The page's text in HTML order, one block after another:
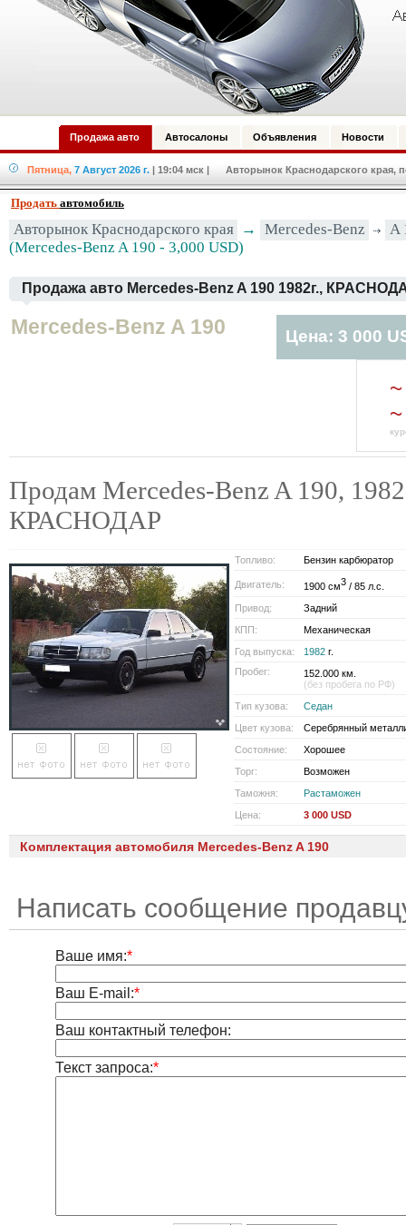
Продажа авто Автосалоны Объявления Новости
Пятница, 7 Август 2026 г. | 19:04 мск | Авторынок Краснодарского края,
Продать автомобиль
Авторынок Краснодарского края → Mercedes-Benz
A
(Mercedes-Benz A 190 - 3,000 USD)
Продажа авто Mercedes-Benz A 190 1982г.,
Mercedes-Benz A 190 Цена: 3 000
~
~
Продам Mercedes-Benz A 190, 1982
КРАСНОДАР
Топливо: Бензин карбюратор
Двигатель: 1900 см3 / 85 л.с.
Привод:
Задний
КПП:
Механическая
Год выпуска:
1982 г.
Пробег:
152.000 км.
(без пробега по РФ)
Тип кузова:
Седан
Цвет кузова:
Серебрянный
Состояние:
Хорошее
Торг:
Возможен
Таможня:
Растаможен
Цена:
3 000 USD
Комплектация автомобиля Mercedes-Benz A 190
Написать сообщение
Ваше имя:*
Ваш E-mail:*
Ваш контактный телефон:
Текст запроса:*